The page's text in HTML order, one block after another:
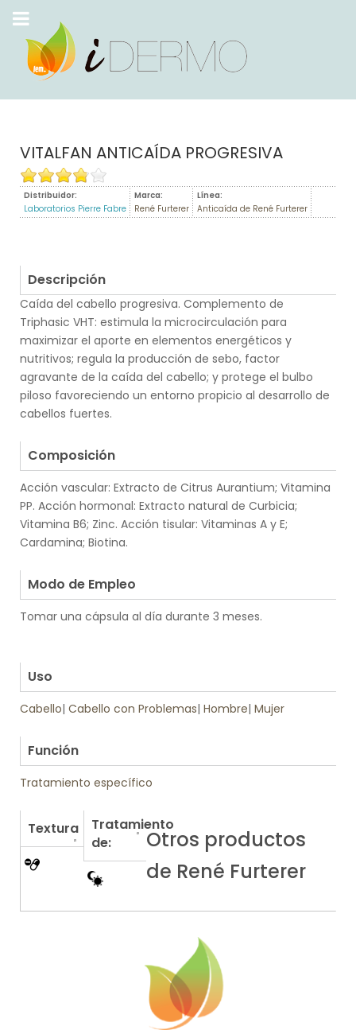
VITALFAN ANTICAÍDA PROGRESIVA
Distribuidor:
Laboratorios Pierre Fabre
Marca:
René Furterer
Línea:
Anticaída de René Furterer
Descripción
Caída del cabello progresiva. Complemento de
Triphasic VHT: estimula la microcirculación para
maximizar el aporte en elementos energéticos y
nutritivos; regula la producción de sebo, factor
agravante de la caída del cabello; y protege el bulbo
piloso favoreciendo un entorno propicio al desarrollo de
cabellos fuertes.
Composición
Acción vascular: Extracto de Citrus Aurantium; Vitamina
PP. Acción hormonal: Extracto natural de Curbicia;
Vitamina B6; Zinc. Acción tisular: Vitaminas A y E;
Cardamina; Biotina.
Modo de Empleo
Tomar una cápsula al día durante 3 meses.
Uso
Cabello| Cabello con Problemas| Hombre| Mujer
Función
Tratamiento específico
Textura
Tratamiento
de:
Otros productos
de René Furterer